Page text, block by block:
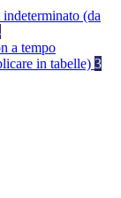
(da
a tempo
in tabelle) 3